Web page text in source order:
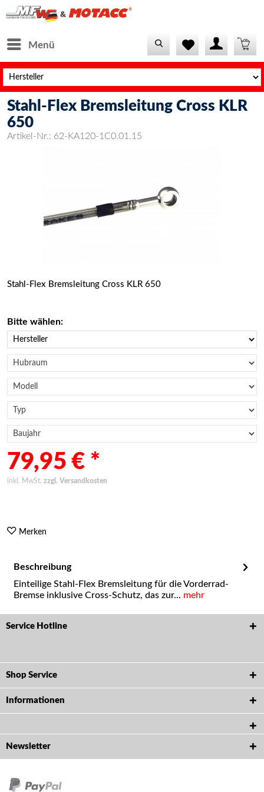
Menü
Stahl-Flex Bremsleitung Cross KLR
650
Artikel-Nr.: 62-KA120-1C0.01.15
Stahl-Flex Bremsleitung Cross KLR 650
Bitte wählen:
79,95 € *
inkl. MwSt. zzgl. Versandkosten
Merken
Beschreibung
Einteilige Stahl-Flex Bremsleitung für die Vorderrad-
Bremse inklusive Cross-Schutz, das zur... mehr
Service Hotline
Shop Service
Informationen
Newsletter